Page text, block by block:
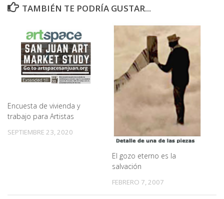
TAMBIÉN TE PODRÍA GUSTAR...
Encuesta de vivienda y
trabajo para Artistas
SEPTIEMBRE 23, 2020
El gozo eterno es la
salvación
FEBRERO 7, 2007